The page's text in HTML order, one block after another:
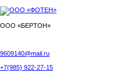
ООО «БЕРТОН»
9609140@mail.ru
+7(985) 922-27-15